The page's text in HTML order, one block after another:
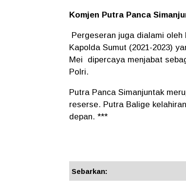
Komjen Putra Panca
Pergeseran juga dialami
Kapolda Sumut (2021-2023)
Mei
dipercaya menjabat
Polri.
Putra Panca Simanjuntak
reserse. Putra Balige
depan. ***
Sebarkan: